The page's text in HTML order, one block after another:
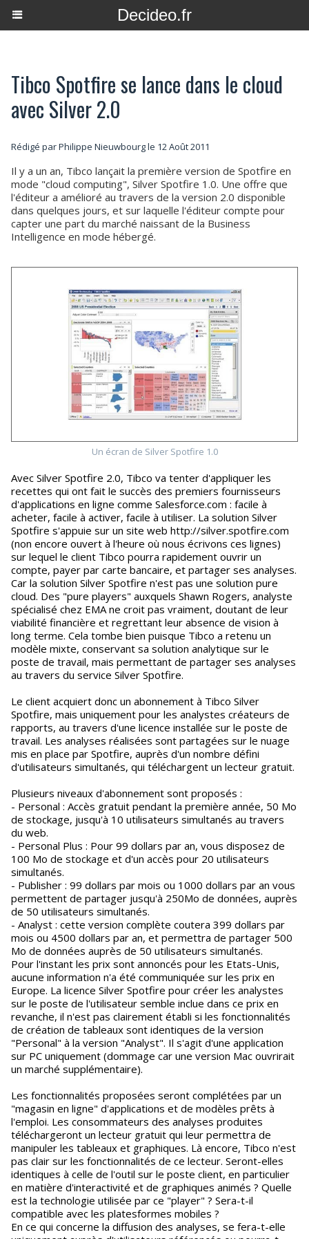
Decideo.fr
Tibco Spotfire se lance dans le cloud
avec Silver 2.0
Rédigé parPhilippe Nieuwbourgle 12 Août 2011
Il y a un an, Tibco lançait la première version de Spotfire en
mode "cloud computing", Silver Spotfire 1.0. Une offre que
l'éditeur a amélioré au travers de la version 2.0 disponible
dans quelques jours, et sur laquelle l'éditeur compte pour
capter une part du marché naissant de la Business
Intelligence en mode hébergé.
Un écran de Silver Spotfire 1.0
Avec Silver Spotfire 2.0, Tibco va tenter d'appliquer les
recettes qui ont fait le succès des premiers fournisseurs
d'applications en ligne comme Salesforce.com : facile à
acheter, facile à activer, facile à utiliser. La solution Silver
Spotfire s'appuie sur un site web http://silver.spotfire.com
(non encore ouvert à l'heure où nous écrivons ces lignes)
sur lequel le client Tibco pourra rapidement ouvrir un
compte, payer par carte bancaire, et partager ses analyses.
Car la solution Silver Spotfire n'est pas une solution pure
cloud. Des "pure players" auxquels Shawn Rogers, analyste
spécialisé chez EMA ne croit pas vraiment, doutant de leur
viabilité financière et regrettant leur absence de vision à
long terme. Cela tombe bien puisque Tibco a retenu un
modèle mixte, conservant sa solution analytique sur le
poste de travail, mais permettant de partager ses analyses
au travers du service Silver Spotfire.
Le client acquiert donc un abonnement à Tibco Silver
Spotfire, mais uniquement pour les analystes créateurs de
rapports, au travers d'une licence installée sur le poste de
travail. Les analyses réalisées sont partagées sur le nuage
mis en place par Spotfire, auprès d'un nombre défini
d'utilisateurs simultanés, qui téléchargent un lecteur gratuit.
Plusieurs niveaux d'abonnement sont proposés :
- Personal : Accès gratuit pendant la première année, 50 Mo
de stockage, jusqu'à 10 utilisateurs simultanés au travers
du web.
- Personal Plus : Pour 99 dollars par an, vous disposez de
100 Mo de stockage et d'un accès pour 20 utilisateurs
simultanés.
- Publisher : 99 dollars par mois ou 1000 dollars par an vous
permettent de partager jusqu'à 250Mo de données, auprès
de 50 utilisateurs simultanés.
- Analyst : cette version complète coutera 399 dollars par
mois ou 4500 dollars par an, et permettra de partager 500
Mo de données auprès de 50 utilisateurs simultanés.
Pour l'instant les prix sont annoncés pour les Etats-Unis,
aucune information n'a été communiquée sur les prix en
Europe. La licence Silver Spotfire pour créer les analystes
sur le poste de l'utilisateur semble inclue dans ce prix en
revanche, il n'est pas clairement établi si les fonctionnalités
de création de tableaux sont identiques de la version
"Personal" à la version "Analyst". Il s'agit d'une application
sur PC uniquement (dommage car une version Mac ouvrirait
un marché supplémentaire).
Les fonctionnalités proposées seront complétées par un
"magasin en ligne" d'applications et de modèles prêts à
l'emploi. Les consommateurs des analyses produites
téléchargeront un lecteur gratuit qui leur permettra de
manipuler les tableaux et graphiques. Là encore, Tibco n'est
pas clair sur les fonctionnalités de ce lecteur. Seront-elles
identiques à celle de l'outil sur le poste client, en particulier
en matière d'interactivité et de graphiques animés ? Quelle
est la technologie utilisée par ce "player" ? Sera-t-il
compatible avec les platesformes mobiles ?
En ce qui concerne la diffusion des analyses, se fera-t-elle